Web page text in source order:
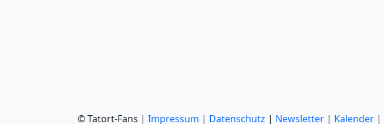
© Tatort-Fans | Impressum | Datenschutz | Newsletter | Kalender |